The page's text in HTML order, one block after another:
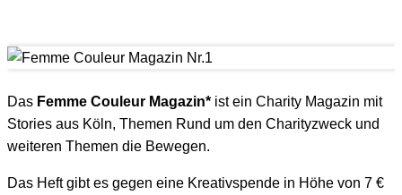
Das Femme Couleur Magazin* ist ein Charity Magazin mit
Stories aus Köln, Themen Rund um den Charityzweck und
weiteren Themen die Bewegen.
Das Heft gibt es gegen eine Kreativspende in Höhe von 7 €